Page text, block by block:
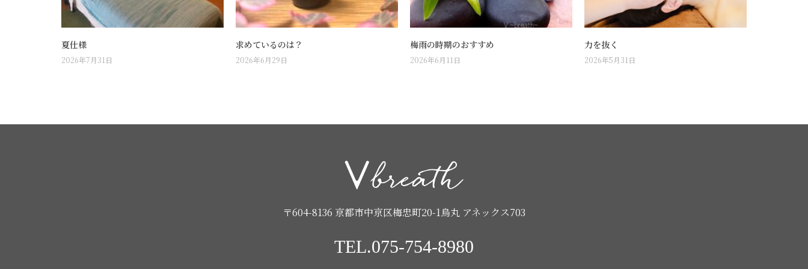
夏仕様
2026年7月31日
求めているのは？
2026年6月29日
梅雨の時期のおすすめ
2026年6月11日
力を抜く
2026年5月31日
〒604-8136 京都市中京区梅忠町20-1烏丸 アネックス703
TEL.075-754-8980